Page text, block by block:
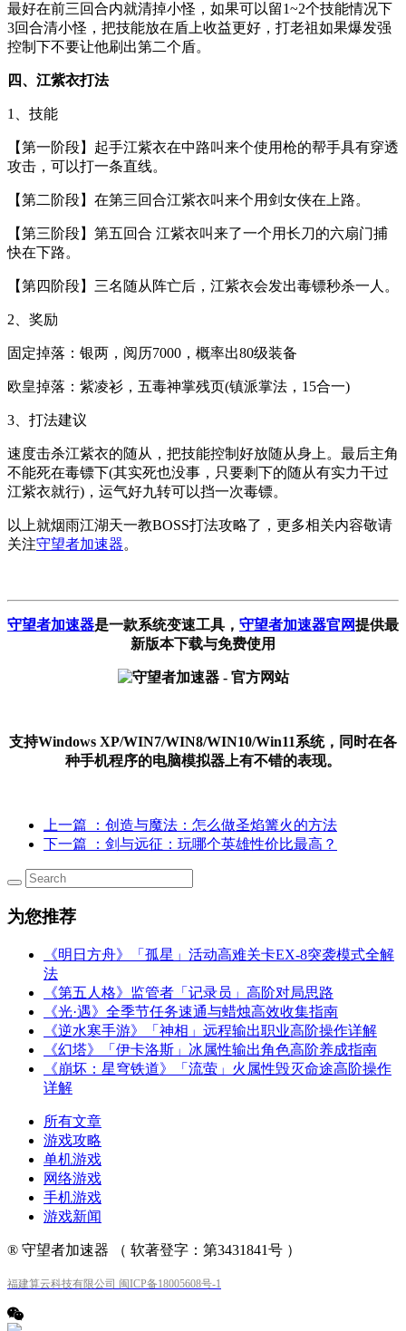
最好在前三回合内就清掉小怪，如果可以留1~2个技能情况下
3回合清小怪，把技能放在盾上收益更好，打老祖如果爆发强
控制下不要让他刷出第二个盾。
四、江紫衣打法
1、技能
【第一阶段】起手江紫衣在中路叫来个使用枪的帮手具有穿透
攻击，可以打一条直线。
【第二阶段】在第三回合江紫衣叫来个用剑女侠在上路。
【第三阶段】第五回合 江紫衣叫来了一个用长刀的六扇门捕
快在下路。
【第四阶段】三名随从阵亡后，江紫衣会发出毒镖秒杀一人。
2、奖励
固定掉落：银两，阅历7000，概率出80级装备
欧皇掉落：紫凌衫，五毒神掌残页(镇派掌法，15合一)
3、打法建议
速度击杀江紫衣的随从，把技能控制好放随从身上。最后主角
不能死在毒镖下(其实死也没事，只要剩下的随从有实力干过
江紫衣就行)，运气好九转可以挡一次毒镖。
以上就烟雨江湖天一教BOSS打法攻略了，更多相关内容敬请
关注守望者加速器。
守望者加速器是一款系统变速工具 ， 守望者加速器官网提供最
新版本下载与免费使用
支持Windows XP/WIN7/WIN8/WIN10/Win11系统，同时在各
种手机程序的电脑模拟器上有不错的表现。
上一篇
：创造与魔法：怎么做圣焰篝火的方法
下一篇
：剑与远征：玩哪个英雄性价比最高？
为您推荐
《明日方舟》「孤星」活动高难关卡EX-8突袭模式全解
法
《第五人格》监管者「记录员」高阶对局思路
《光·遇》全季节任务速通与蜡烛高效收集指南
《逆水寒手游》「神相」远程输出职业高阶操作详解
《幻塔》「伊卡洛斯」冰属性输出角色高阶养成指南
《崩坏：星穹铁道》「流萤」火属性毁灭命途高阶操作
详解
所有文章
游戏攻略
单机游戏
网络游戏
手机游戏
游戏新闻
® 守望者加速器 （ 软著登字：第3431841号 ）
福建算云科技有限公司 闽ICP备18005608号-1